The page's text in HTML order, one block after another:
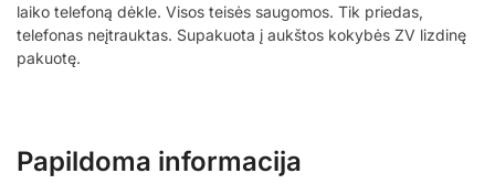
laiko telefoną dėkle. Visos teisės saugomos. Tik priedas,
telefonas neįtrauktas. Supakuota į aukštos kokybės ZV lizdinę
pakuotę.
Papildoma informacija